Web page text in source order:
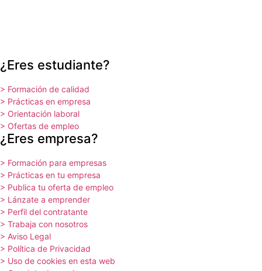
¿Eres estudiante?
> Formación de calidad
> Prácticas en empresa
> Orientación laboral
> Ofertas de empleo
¿Eres empresa?
> Formación para empresas
> Prácticas en tu empresa
> Publica tu oferta de empleo
> Lánzate a emprender
> Perfil del contratante
> Trabaja con nosotros
> Aviso Legal
> Política de Privacidad
> Uso de cookies en esta web